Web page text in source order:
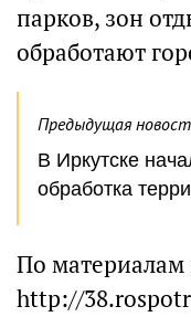
парков, зон
обработают
Предыдущая
В Иркутске
обработка
По
http://